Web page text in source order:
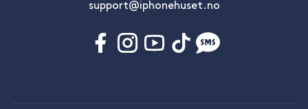
support@iphonehuset.no